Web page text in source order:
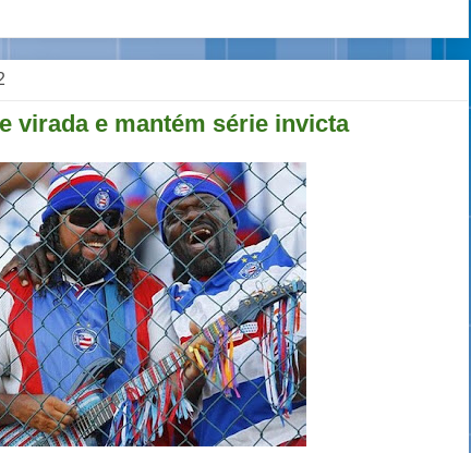
virada e mantém série invicta